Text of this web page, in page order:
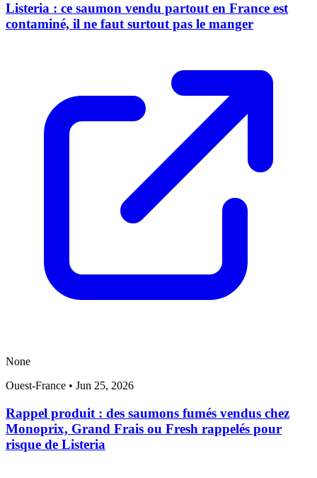
Listeria : ce saumon vendu partout en France est
contaminé, il ne faut surtout pas le manger
None
Ouest-France • Jun 25, 2026
Rappel produit : des saumons fumés vendus chez
Monoprix, Grand Frais ou Fresh rappelés pour
risque de Listeria